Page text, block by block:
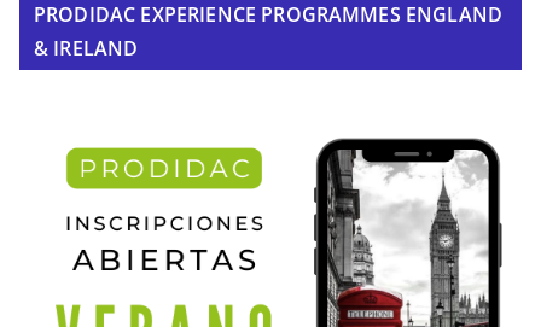
PRODIDAC EXPERIENCE PROGRAMMES ENGLAND
& IRELAND